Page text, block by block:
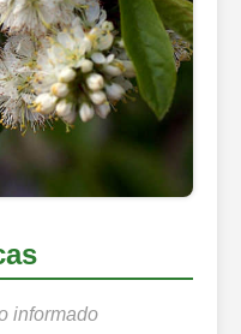
informado